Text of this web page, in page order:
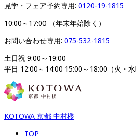
見学・フェア予約専用: 0120-19-1815
10:00～17:00 （年末年始除く）
お問い合わせ専用: 075-532-1815
土日祝 9:00～19:00
平日 12:00～14:00 15:00～18:00（火・水
KOTOWA 京都 中村楼
TOP